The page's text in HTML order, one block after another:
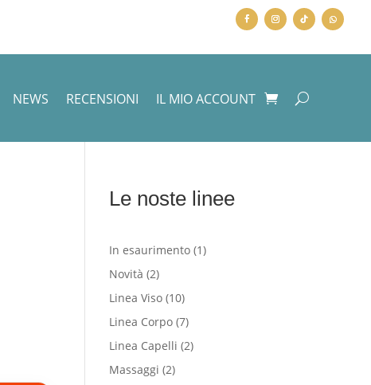
NEWS RECENSIONI IL MIO ACCOUNT
Le noste linee
In esaurimento 11
Novità 22
prodotti
Linea Viso 1010
prodotti
Linea Corpo 77
prodotti
Linea Capelli 22
Massaggi 22